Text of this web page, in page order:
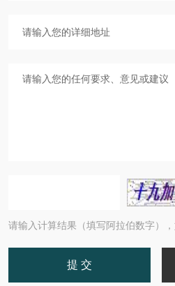
请输入计算结果（填写阿拉伯数字）